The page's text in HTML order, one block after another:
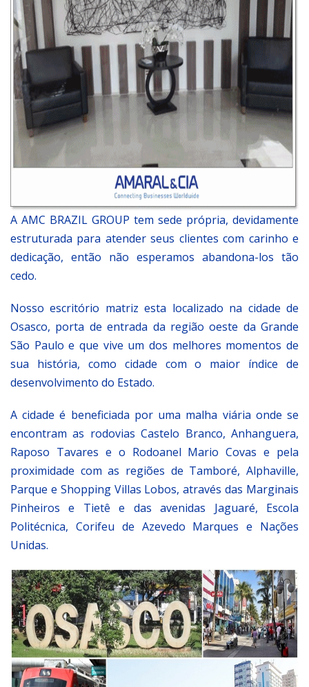
A AMC BRAZIL GROUP tem sede própria, devidamente
estruturada para atender seus clientes com carinho e
dedicação, então não esperamos abandona-los tão
cedo.
Nosso escritório matriz esta localizado na cidade de
Osasco, porta de entrada da região oeste da Grande
São Paulo e que vive um dos melhores momentos de
sua história, como cidade com o maior índice de
desenvolvimento do Estado.
A cidade é beneficiada por uma malha viária onde se
encontram as rodovias Castelo Branco, Anhanguera,
Raposo Tavares e o Rodoanel Mario Covas e pela
proximidade com as regiões de Tamboré, Alphaville,
Parque e Shopping Villas Lobos, através das Marginais
Pinheiros e Tietê e das avenidas Jaguaré, Escola
Politécnica, Corifeu de Azevedo Marques e Nações
Unidas.